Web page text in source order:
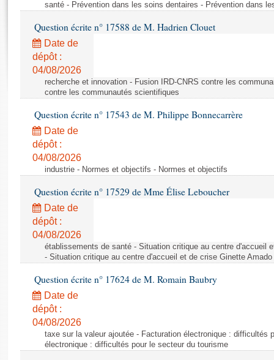
Rapports d'information
Rapports d'enquête
Rapports législatifs
Baromètre de l’application des lois
Dossiers législatifs
Budget et sécurité sociale
Questions écrites et orales
Comptes rendus des débats
Anciennes législatures
Liens vers les sites publics
santé - Prévention dans les soins dentaires - Prévention dans
Question écrite n° 17588 de M. Hadrien Clouet
Date de
dépôt :
04/08/2026
recherche et innovation - Fusion IRD-CNRS contre les
contre les communautés scientifiques
Question écrite n° 17543 de M. Philippe Bonnecarrère
Date de
dépôt :
04/08/2026
industrie - Normes et objectifs - Normes et objectifs
Question écrite n° 17529 de Mme Élise Leboucher
Date de
dépôt :
04/08/2026
établissements de santé - Situation critique au centre d'accueil
- Situation critique au centre d'accueil et de crise Ginette Amado
Question écrite n° 17624 de M. Romain Baubry
Date de
dépôt :
04/08/2026
taxe sur la valeur ajoutée - Facturation électronique : difficultés
électronique : difficultés pour le secteur du tourisme